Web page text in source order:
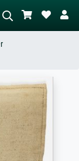
Szene – z.B. Grüne
mit viel Rot, Dunkles
Akt neben einem
Baum.